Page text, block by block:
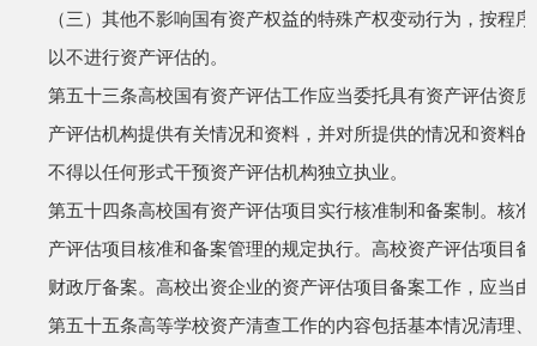
（三）其他不影响国有资产权益的特殊产权变动行为，按程
以不进行资产评估的。
第五十三条高校国有资产评估工作应当委托具有资产评估资
产评估机构提供有关情况和资料，并对所提供的情况和资料
不得以任何形式干预资产评估机构独立执业。
第五十四条高校国有资产评估项目实行核准制和备案制。核
产评估项目核准和备案管理的规定执行。高校资产评估项目
财政厅备案。高校出资企业的资产评估项目备案工作，应当
第五十五条高等学校资产清查工作的内容包括基本情况清理